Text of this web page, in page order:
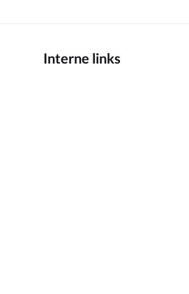
Interne links